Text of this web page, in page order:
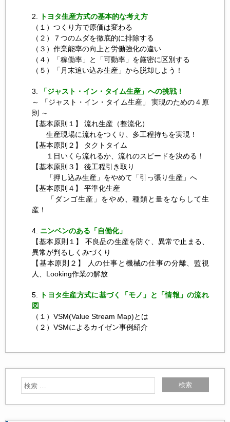
トヨタ生産方式の基本的な考え方
（１）つくり方で原価は変わる
（２）７つのムダを徹底的に排除する
（３）作業能率の向上と労働強化の違い
（４）「稼働率」と「可動率」を厳密に区別する
（５）「月末追い込み生産」から脱却しよう！
「ジャスト・イン・タイム生産」への挑戦！
～ 「ジャスト・イン・タイム生産」 実現のための４原
則 ～
【基本原則１】 流れ生産（整流化）
生産現場に流れをつくり、多工程持ちを実現！
【基本原則２】 タクトタイム
１日いくら流れるか、流れのスピードを決める！
【基本原則３】 後工程引き取り
「押し込み生産」をやめて「引っ張り生産」へ
【基本原則４】 平準化生産
「ダンゴ生産」をやめ、種類と量をならして生
産！
ニンベンのある「自働化」
【基本原則１】 不良品の生産を防ぐ、異常で止まる、
異常が判るしくみづくり
【基本原則２】 人の仕事と機械の仕事の分離、監視
人、Looking作業の解放
トヨタ生産方式に基づく「モノ」と「情報」の流れ
図
（１）VSM(Value Stream Map)とは
（２）VSMによるカイゼン事例紹介